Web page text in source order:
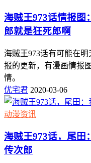
海贼王973话情报图
郎就是狂死郎啊
海贼王973话有可能在
报的更新，有漫画情报
情。
优宅君 2020-03-06
动漫资讯
海贼王973话，尾田
传次郎